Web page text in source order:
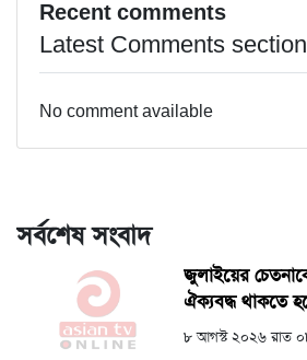
Recent comments
Latest Comments
No comment available
সর্বশেষ সংবাদ
জুলাইয়ের
ঐক্যবদ্ধ থাকতে
৮ আগস্ট ২০২৬ রাত